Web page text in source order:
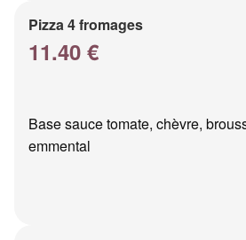
Pizza 4 fromages
11.40 €
Base sauce tomate, chèvre,
emmental